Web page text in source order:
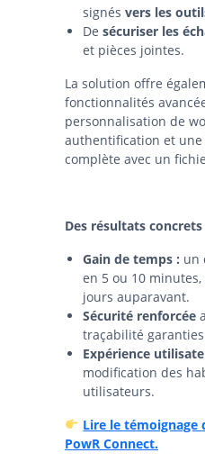
signés vers les
De sécuriser les
et pièces jointes.
La solution offre
fonctionnalités
personnalisation de
authentification et
complète avec un
Des résultats
Gain de temps : un
en 5 ou 10
jours auparavant.
Sécurité renforcée
traçabilité
Expérience
modification des
utilisateurs.
Lire le témoignage
PowR Connect.